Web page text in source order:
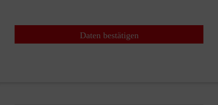
Daten bestätigen